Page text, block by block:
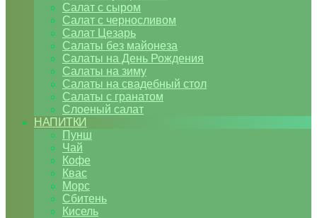
Салат с сыром
Салат с черносливом
Салат Цезарь
Салаты без майонеза
Салаты на День Рождения
Салаты на зиму
Салаты на свадебный стол
Салаты с гранатом
Слоеный салат
НАПИТКИ
Пунш
Чай
Кофе
Квас
Морс
Сбитень
Кисель